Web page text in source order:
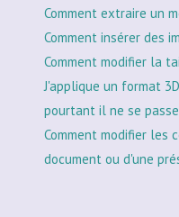
Comment extraire un
Comment insérer des
Comment modifier la
J'applique un format
pourtant il ne se
Comment modifier les
document ou d'une